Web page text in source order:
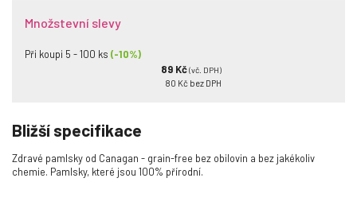
Množstevní slevy
Při koupi 5 - 100 ks (-10%)
89 Kč(vč. DPH)
80 Kč bez DPH
Bližší specifikace
Zdravé pamlsky od Canagan - grain-free bez obilovin a bez jakékoliv
chemie. Pamlsky, které jsou 100% přírodní.